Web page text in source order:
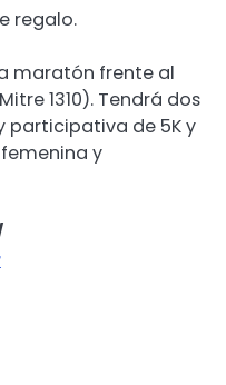
regalo.
maratón frente al
1310). Tendrá dos
de 5K y
y